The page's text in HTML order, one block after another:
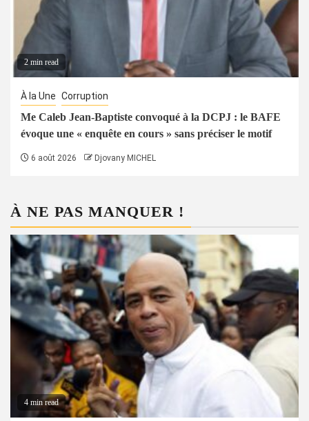
2 min read
À la Une Corruption
Me Caleb Jean-Baptiste convoqué à la DCPJ : le BAFE
évoque une « enquête en cours » sans préciser le motif
6 août 2026 Djovany MICHEL
À NE PAS MANQUER !
4 min read